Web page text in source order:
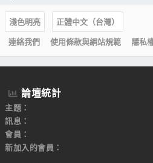
淺色明亮
正體中文（台灣）
連絡我們
使用條款與網站規範 隱私
論壇統計
主題
訊息
會員
新加入的會員